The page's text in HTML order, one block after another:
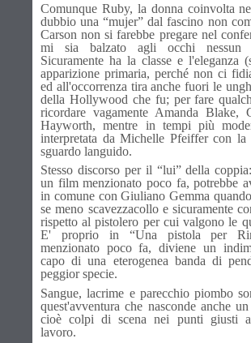
Comunque Ruby, la donna coinvolta
dubbio una “mujer” dal fascino non
Carson non si farebbe pregare nel
mi sia balzato agli occhi nessun
Sicuramente ha la classe e l'eleganza
apparizione primaria, perché non ci
ed all'occorrenza tira anche fuori le
della Hollywood che fu; per fare
ricordare vagamente Amanda
Hayworth, mentre in tempi più
interpretata da Michelle Pfeiffer con
sguardo languido.
Stesso discorso per il “lui” della
un film menzionato poco fa, potrebbe
in comune con Giuliano Gemma
se meno scavezzacollo e sicuramente
rispetto al pistolero per cui valgono le
E' proprio in “Una pistola per
menzionato poco fa, diviene un
capo di una eterogenea banda di
peggior specie.
Sangue, lacrime e parecchio piombo
quest'avventura che nasconde anche
cioè colpi di scena nei punti giusti
lavoro.